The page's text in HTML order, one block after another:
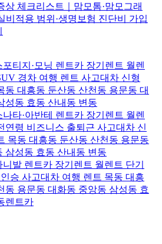
상 체크리스트｜맘모톰·맘모그래
비적용 범위·생명보험 진단비 가입
티지·모닝 렌트카 장기렌트 월렌
경차 여행 렌트 사고대차 신형
동 대흥동 둔산동 산천동 용문동 대
성동 효동 산내동 변동
타·아반테 렌트카 장기렌트 월렌
연령 비즈니스 출퇴근 사고대차 신
목동 대흥동 둔산동 산천동 용문동
삼성동 효동 산내동 변동
발 렌트카 장기렌트 월렌트 단기
승 사고대차 여행 렌트 목동 대흥
동 용문동 대화동 중앙동 삼성동 효
렌트카